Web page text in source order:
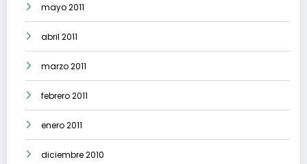
mayo 2011
abril 2011
marzo 2011
febrero 2011
enero 2011
diciembre 2010